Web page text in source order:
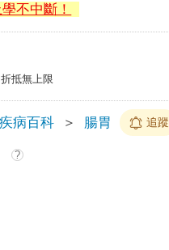
不中斷！
折抵無上限
疾病百科 ＞ 腸胃 追蹤
?